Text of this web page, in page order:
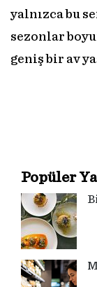
yalnızca bu
sezonlar
geniş bir av
Popüler